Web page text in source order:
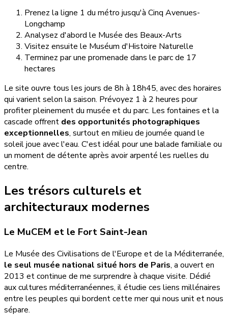
Prenez la ligne 1 du métro jusqu'à Cinq Avenues-
Longchamp
Analysez d'abord le Musée des Beaux-Arts
Visitez ensuite le Muséum d'Histoire Naturelle
Terminez par une promenade dans le parc de 17
hectares
Le site ouvre tous les jours de 8h à 18h45, avec des horaires
qui varient selon la saison. Prévoyez 1 à 2 heures pour
profiter pleinement du musée et du parc. Les fontaines et la
cascade offrent des opportunités photographiques
exceptionnelles, surtout en milieu de journée quand le
soleil joue avec l'eau. C'est idéal pour une balade familiale ou
un moment de détente après avoir arpenté les ruelles du
centre.
Les trésors culturels et
architecturaux modernes
Le MuCEM et le Fort Saint-Jean
Le Musée des Civilisations de l'Europe et de la Méditerranée,
le seul musée national situé hors de Paris, a ouvert en
2013 et continue de me surprendre à chaque visite. Dédié
aux cultures méditerranéennes, il étudie ces liens millénaires
entre les peuples qui bordent cette mer qui nous unit et nous
sépare.